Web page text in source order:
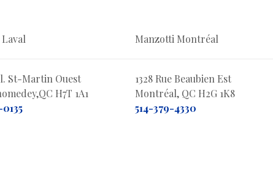
St-Martin Ouest
H7T 1A1
Manzotti Montréal
1328 Rue Beaubien Est
Montréal, QC H2G 1K8
514-379-4330